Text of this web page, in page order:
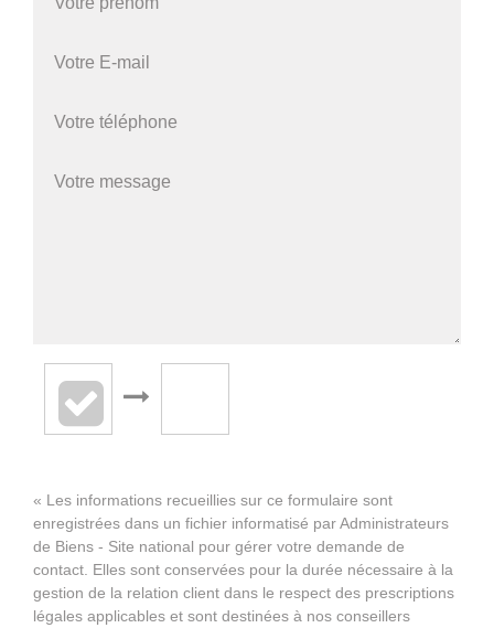
« Les informations recueillies sur ce formulaire sont
enregistrées dans un fichier informatisé par Administrateurs
de Biens - Site national pour gérer votre demande de
contact. Elles sont conservées pour la durée nécessaire à la
gestion de la relation client dans le respect des prescriptions
légales applicables et sont destinées à nos conseillers